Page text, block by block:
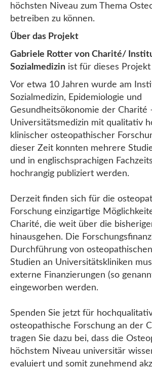
höchsten Niveau zum Thema
betreiben zu können.
Über das Projekt
Gabriele Rotter von Charité/
Sozialmedizin ist für dieses
Vor etwa 10 Jahren wurde am
Sozialmedizin, Epidemiologie und
Gesundheitsökonomie der Charité
Universitätsmedizin mit qualitativ
klinischer osteopathischer
dieser Zeit konnten mehrere
und in englischsprachigen
hochrangig publiziert werden.
Derzeit finden sich für die
Forschung einzigartige
Charité, die weit über die
hinausgehen. Die
Durchführung von
Studien an Universitätskliniken
externe Finanzierungen (so
eingeworben werden.
Spenden Sie jetzt für
osteopathische Forschung an der
tragen Sie dazu bei, dass die
höchstem Niveau universitär
evaluiert und somit zunehmend